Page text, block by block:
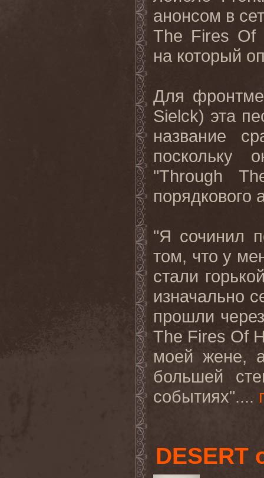
анонсом в
The Fires Of
на который
Для
Sielck) эта
название
поскольку
"Through
порядкового
"Я сочинил
том, что у
стали
изначально
прошли
The Fires Of
моей жене,
большей
событиях"....
DESERT